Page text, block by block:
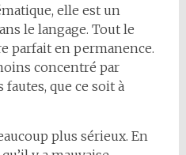
elle est un
le langage. Tout le
parfait en permanence.
concentré par
que ce soit à
plus sérieux. En